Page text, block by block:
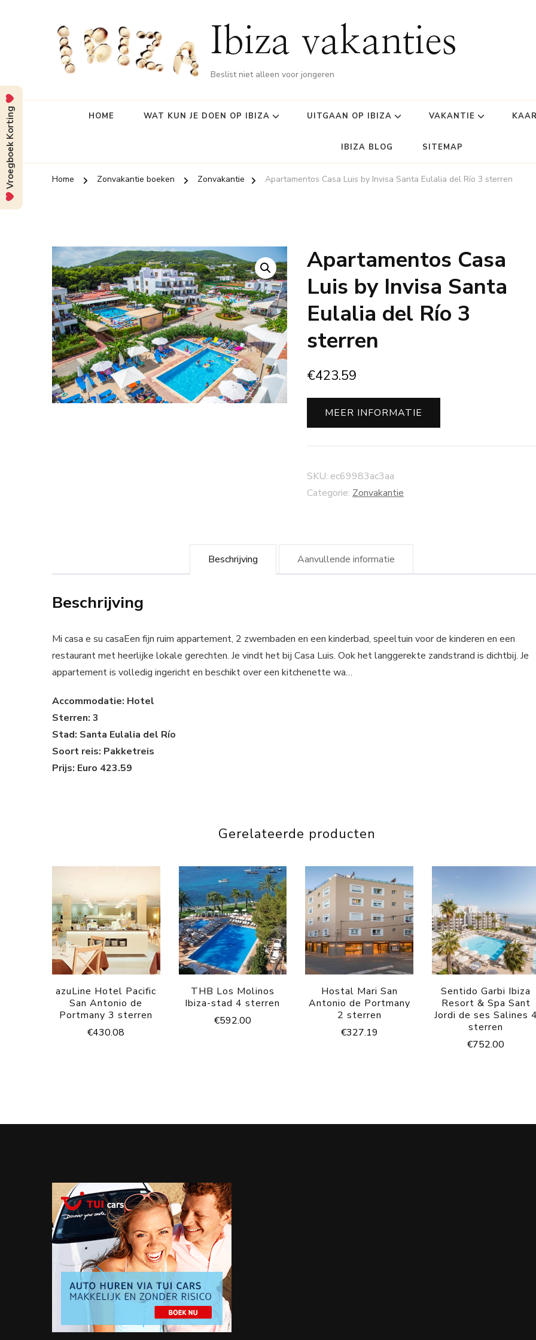
Ibiza vakanties
Beslist niet alleen voor jongeren
HOME WAT KUN JE DOEN OP IBIZA UITGAAN OP IBIZA VAKANTIE
IBIZA BLOG SITEMAP
Home Zonvakantie boeken Zonvakantie Apartamentos Casa Luis by Invisa Santa Eulalia del Río 3 sterren
Apartamentos Casa
Luis by Invisa Santa
Eulalia del Río 3
sterren
€423.59
MEER INFORMATIE
SKU: ec69983ac3aa
Categorie: Zonvakantie
Beschrijving Aanvullende informatie
Beschrijving
Mi casa e su casaEen fijn ruim appartement, 2 zwembaden en een kinderbad, speeltuin voor de kinderen en een
restaurant met heerlijke lokale gerechten. Je vindt het bij Casa Luis. Ook het langgerekte zandstrand is dichtbij. Je
appartement is volledig ingericht en beschikt over een kitchenette wa…
Accommodatie: Hotel
Sterren: 3
Stad: Santa Eulalia del Río
Soort reis: Pakketreis
Prijs: Euro 423.59
Gerelateerde producten
azuLine Hotel Pacific
San Antonio de
Portmany 3 sterren
€430.08
THB Los Molinos
Ibiza-stad 4 sterren
€592.00
Hostal Mari San
Antonio de Portmany
2 sterren
€327.19
Sentido Garbi Ibiza
Resort & Spa Sant
Jordi de ses Salines
sterren
€752.00
Vroegboek Korting